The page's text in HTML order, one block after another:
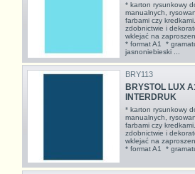
* karton rysunkowy
manualnych,
farbami czy
zdobnictwie i
wklejać na
* format A1 *
jasnoniebieski ...
BRY113
BRYSTOL LUX
INTERDRUK
* karton rysunkowy
manualnych,
farbami czy
zdobnictwie i
wklejać na
* format A1 *